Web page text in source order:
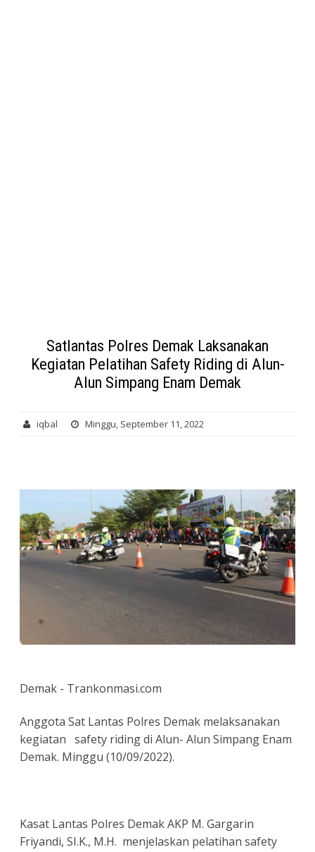
Satlantas Polres Demak Laksanakan
Kegiatan Pelatihan Safety Riding di Alun-
Alun Simpang Enam Demak
iqbal Minggu, September 11, 2022
Demak - Trankonmasi.com
Anggota Sat Lantas Polres Demak melaksanakan
kegiatan safety riding di Alun- Alun Simpang Enam
Demak. Minggu (10/09/2022).
Kasat Lantas Polres Demak AKP M. Gargarin
Friyandi, SI.K., M.H. menjelaskan pelatihan safety